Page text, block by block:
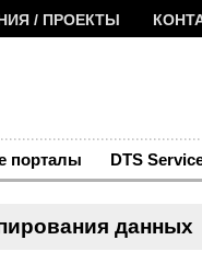
/ ПРОЕКТЫ
порталы DTS
данных